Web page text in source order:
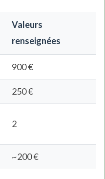
Valeurs
renseignées
900 €
250 €
2
~200 €